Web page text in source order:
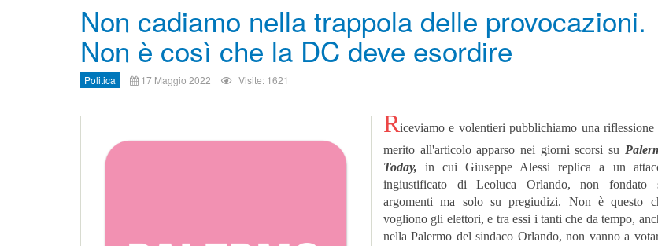
Non cadiamo nella trappola delle provocazioni.
Non è così che la DC deve esordire
Politica 17 Maggio 2022 Visite: 1621
Riceviamo e volentieri pubblichiamo una riflessione
merito all'articolo apparso nei giorni scorsi su
Today, in cui Giuseppe Alessi replica a un
ingiustificato di Leoluca Orlando, non fondato
argomenti ma solo su pregiudizi. Non è questo
vogliono gli elettori, e tra essi i tanti che da tempo,
nella Palermo del sindaco Orlando, non vanno a